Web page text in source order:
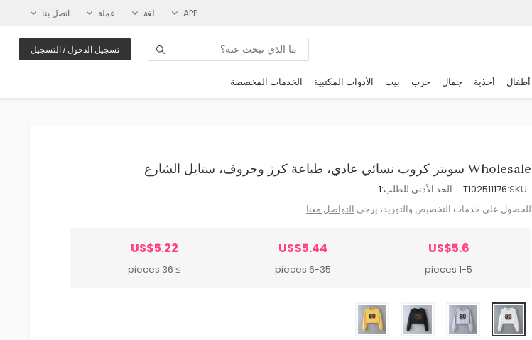
APP لغة عملة اتصل بنا
تسجيل الدخول / التسجيل
أطفال أحذية جمال حزب بيت الأدوات المكتبية الخدمات المخصصة
Wholesale سويتر كروب نسائي عادي، طباعة كرز وحروف، ستايل الشارع
SKU:
T102511176 الحد الأدنى للطلب:1
للحصول على خدمات التخصيص والتوريد، يرجى التواصل معنا
US$5.6
1-5 pieces
US$5.44
6-35 pieces
US$5.22
≥ 36 pieces